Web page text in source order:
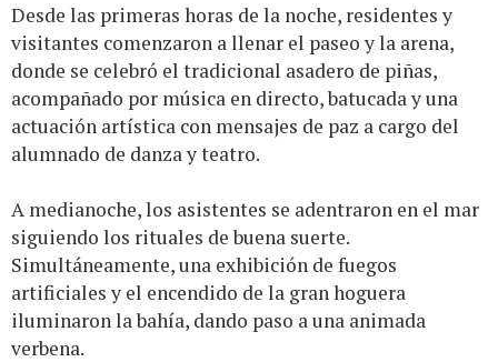
Desde las primeras horas de la noche, residentes y
visitantes comenzaron a llenar el paseo y la arena,
donde se celebró el tradicional asadero de piñas,
acompañado por música en directo, batucada y una
actuación artística con mensajes de paz a cargo del
alumnado de danza y teatro.
A medianoche, los asistentes se adentraron en el mar
siguiendo los rituales de buena suerte.
Simultáneamente, una exhibición de fuegos
artificiales y el encendido de la gran hoguera
iluminaron la bahía, dando paso a una animada
verbena.